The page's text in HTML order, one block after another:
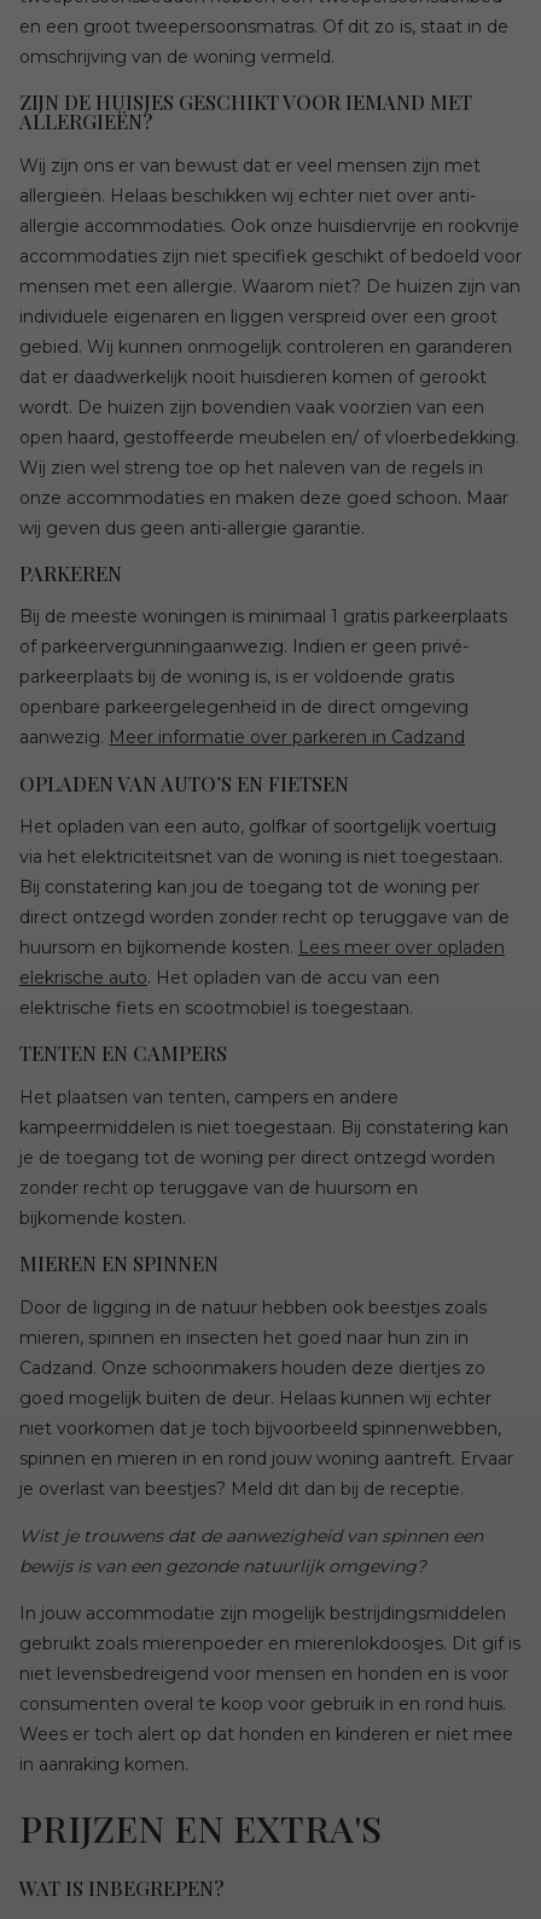
en een groot tweepersoonsmatras. Of dit zo is, staat in de
omschrijving van de woning vermeld.
ZIJN DE HUISJES GESCHIKT VOOR IEMAND MET
ALLERGIEËN?
Wij zijn ons er van bewust dat er veel mensen zijn met
allergieën. Helaas beschikken wij echter niet over anti-
allergie accommodaties. Ook onze huisdiervrije en rookvrije
accommodaties zijn niet specifiek geschikt of bedoeld voor
mensen met een allergie. Waarom niet? De huizen zijn van
individuele eigenaren en liggen verspreid over een groot
gebied. Wij kunnen onmogelijk controleren en garanderen
dat er daadwerkelijk nooit huisdieren komen of gerookt
wordt. De huizen zijn bovendien vaak voorzien van een
open haard, gestoffeerde meubelen en/ of vloerbedekking.
Wij zien wel streng toe op het naleven van de regels in
onze accommodaties en maken deze goed schoon. Maar
wij geven dus geen anti-allergie garantie.
PARKEREN
Bij de meeste woningen is minimaal 1 gratis parkeerplaats
of parkeervergunningaanwezig. Indien er geen privé-
parkeerplaats bij de woning is, is er voldoende gratis
openbare parkeergelegenheid in de direct omgeving
aanwezig. Meer informatie over parkeren in Cadzand
OPLADEN VAN AUTO’S EN FIETSEN
Het opladen van een auto, golfkar of soortgelijk voertuig
via het elektriciteitsnet van de woning is niet toegestaan.
Bij constatering kan jou de toegang tot de woning per
direct ontzegd worden zonder recht op teruggave van de
huursom en bijkomende kosten. Lees meer over opladen
elekrische auto. Het opladen van de accu van een
elektrische fiets en scootmobiel is toegestaan.
TENTEN EN CAMPERS
Het plaatsen van tenten, campers en andere
kampeermiddelen is niet toegestaan. Bij constatering kan
je de toegang tot de woning per direct ontzegd worden
zonder recht op teruggave van de huursom en
bijkomende kosten.
MIEREN EN SPINNEN
Door de ligging in de natuur hebben ook beestjes zoals
mieren, spinnen en insecten het goed naar hun zin in
Cadzand. Onze schoonmakers houden deze diertjes zo
goed mogelijk buiten de deur. Helaas kunnen wij echter
niet voorkomen dat je toch bijvoorbeeld spinnenwebben,
spinnen en mieren in en rond jouw woning aantreft. Ervaar
je overlast van beestjes? Meld dit dan bij de receptie.
Wist je trouwens dat de aanwezigheid van spinnen een
bewijs is van een gezonde natuurlijk omgeving?
In jouw accommodatie zijn mogelijk bestrijdingsmiddelen
gebruikt zoals mierenpoeder en mierenlokdoosjes. Dit gif is
niet levensbedreigend voor mensen en honden en is voor
consumenten overal te koop voor gebruik in en rond huis.
Wees er toch alert op dat honden en kinderen er niet mee
in aanraking komen.
PRIJZEN EN EXTRA'S
WAT IS INBEGREPEN?